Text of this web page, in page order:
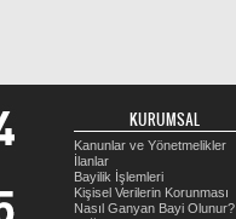
KURUMSAL
Kanunlar ve Yönetmelikler
İlanlar
Bayilik İşlemleri
Kişisel Verilerin Korunması
Nasıl Ganyan Bayi Olunur?